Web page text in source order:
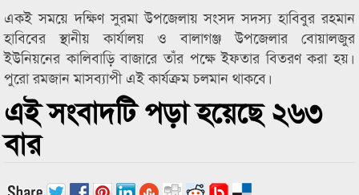
একই সময়ে দক্ষিণ সুরমা উপজেলায় সংসদ সদস্য হাবিবুর রহমান
হাবিবের স্থানীয় কার্যালয় ও বালাগঞ্জ উপজেলার বোয়ালজুর
ইউনিয়নের কালিবাড়ি বাজারে তাঁর পক্ষে ইফতার বিতরণ করা হয়।
পুরো রমজান মাসব্যাপী এই কার্যক্রম চলমান থাকবে।
এই সংবাদটি পড়া হয়েছে ২৬৩
বার